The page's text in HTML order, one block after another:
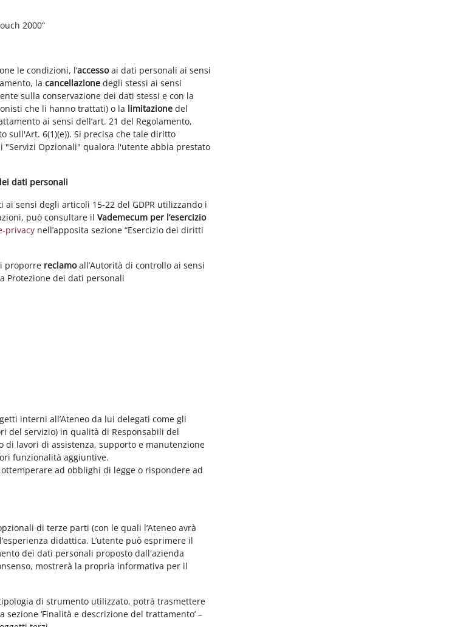
2000”
le condizioni, l’accessoai dati personali ai sensi
lacancellazione degli stessi ai sensi
sulla conservazione dei dati stessi e con la
che li hanno trattati) o la limitazione del
ai sensi dell’art. 21 del Regolamento,
6(1)(e)). Si precisa che tale diritto
Opzionali" qualora l'utente abbia prestato
dati personali
sensi degli articoli 15-22 del GDPR utilizzando i
può consultare ilVademecum per l’esercizio
privacy nell’apposita sezione “Esercizio dei diritti
proporre reclamoall’Autorità di controllo ai sensi
Protezione dei dati personali
interni all’Ateneo da lui delegati come gli
del servizio) in qualità di Responsabili del
di lavori di assistenza, supporto e manutenzione
funzionalità aggiuntive.
ad obblighi di legge o rispondere ad
di terze parti (con le quali l’Ateneo avrà
didattica. L’utente può esprimere il
dei dati personali proposto dall'azienda
mostrerà la propria informativa per il
di strumento utilizzato, potrà trasmettere
‘Finalità e descrizione del trattamento’ –